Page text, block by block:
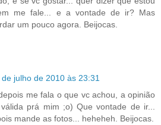
me fale... e a vontade de ir? Mas
um pouco agora. Beijocas.
de julho de 2010 às 23:31
me fala o que vc achou, a opinião
prá mim ;o) Que vontade de ir...
mande as fotos... heheheh. Beijocas.